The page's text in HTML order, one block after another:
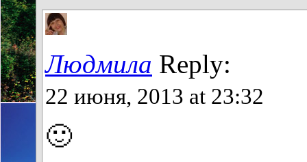
Людмила Reply:
22 июня, 2013 at 23:32
🙂